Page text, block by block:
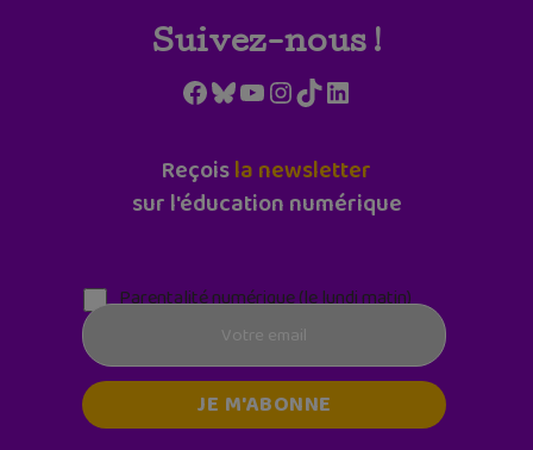
Suivez-nous !
Facebook
Bluesky
YouTube
Instagram
TikTokLinkedIn
Reçoisla newsletter
sur l'éducation numérique
Parentalité numérique (le lundi matin)